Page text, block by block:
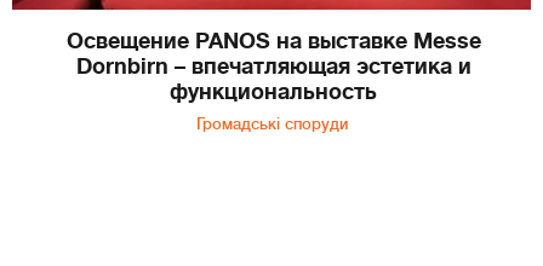
Освещение PANOS на выставке Messe
Dornbirn – впечатляющая эстетика и
функциональность
Громадські споруди